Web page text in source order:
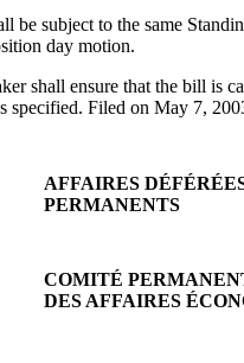
be subject to the same
day motion.
shall ensure that the bill is
specified. Filed on May 7,
AFFAIRES
PERMANENTS
COMITÉ
DES AFFAIRES